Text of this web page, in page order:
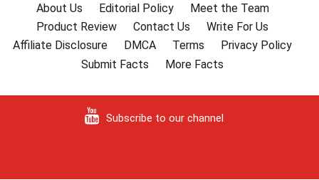
About Us Editorial Policy
Meet the Team
Product Review
Contact Us
Write For Us
Affiliate Disclosure
DMCA Terms
Privacy Policy
Submit Facts
More Facts
Subscribe to our channel